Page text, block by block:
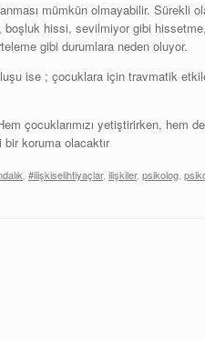
mümkün olmayabilir. Sürekli
hissi, sevilmiyor gibi
gibi durumlara neden oluyor.
ise ; çocuklara için travmatik
çocuklarımızı yetiştirirken, hem
bir koruma olacaktır
#ilişkiselihtiyaçlar, ilişkiler, psikolog